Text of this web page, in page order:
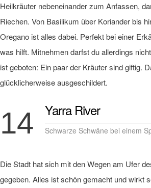
Heilkräuter nebeneinander zum Anfassen,
Riechen. Von Basilikum über Koriander bis
Oregano ist alles dabei. Perfekt bei einer
was hilft. Mitnehmen darfst du allerdings
ist geboten: Ein paar der Kräuter sind giftig.
glücklicherweise ausgeschildert.
14 Yarra River
Schwarze Schwäne bei einem
Die Stadt hat sich mit den Wegen am Ufer
gegeben. Alles ist schön gemacht und wirkt